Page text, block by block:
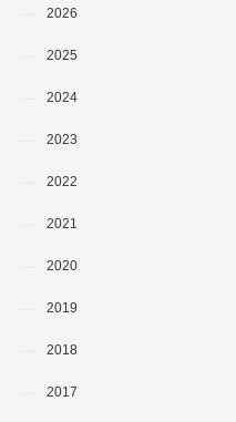
2026
2025
2024
2023
2022
2021
2020
2019
2018
2017